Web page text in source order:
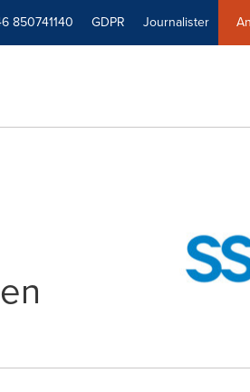
850741140 GDPR Journalister